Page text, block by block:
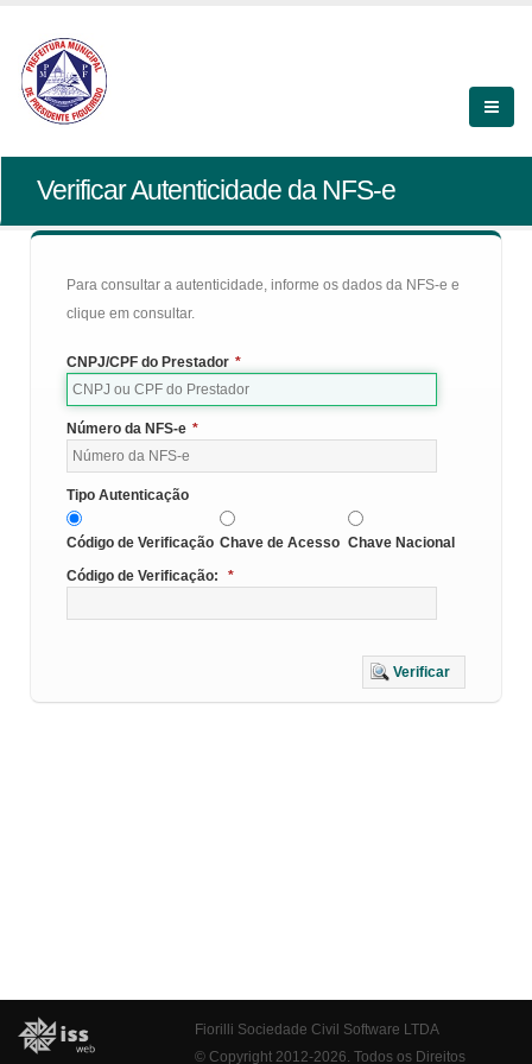
Verificar Autenticidade da NFS-e
Para consultar a autenticidade, informe os dados da NFS-e e
clique em consultar.
CNPJ/CPF do Prestador *
Número da NFS-e *
Tipo Autenticação
Código de Verificação Chave de Acesso Chave Nacional
Código de Verificação:
*
Verificar
Fiorilli Sociedade Civil Software LTDA
© Copyright 2012-2026. Todos os Direitos